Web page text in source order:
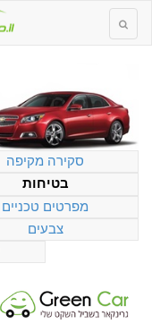
סקירה מקיפה
בטיחות
מפרטים טכניים
צבעים